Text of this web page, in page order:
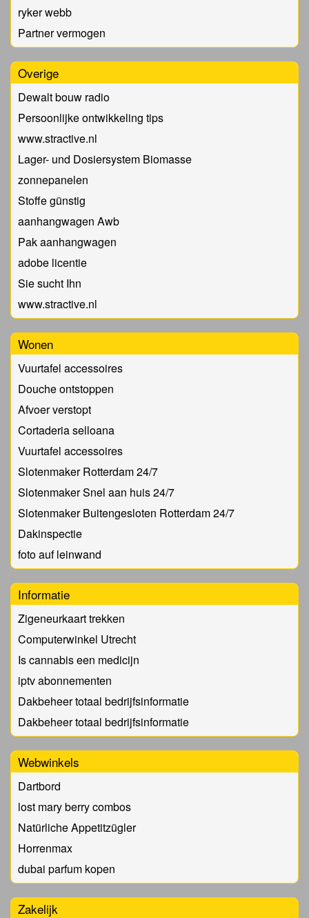
ryker webb
Partner vermogen
Overige
Dewalt bouw radio
Persoonlijke ontwikkeling tips
www.stractive.nl
Lager- und Dosiersystem Biomasse
zonnepanelen
Stoffe günstig
aanhangwagen Awb
Pak aanhangwagen
adobe licentie
Sie sucht Ihn
www.stractive.nl
Wonen
Vuurtafel accessoires
Douche ontstoppen
Afvoer verstopt
Cortaderia selloana
Vuurtafel accessoires
Slotenmaker Rotterdam 24/7
Slotenmaker Snel aan huis 24/7
Slotenmaker Buitengesloten Rotterdam 24/7
Dakinspectie
foto auf leinwand
Informatie
Zigeneurkaart trekken
Computerwinkel Utrecht
Is cannabis een medicijn
iptv abonnementen
Dakbeheer totaal bedrijfsinformatie
Dakbeheer totaal bedrijfsinformatie
Webwinkels
Dartbord
lost mary berry combos
Natürliche Appetitzügler
Horrenmax
dubai parfum kopen
Zakelijk